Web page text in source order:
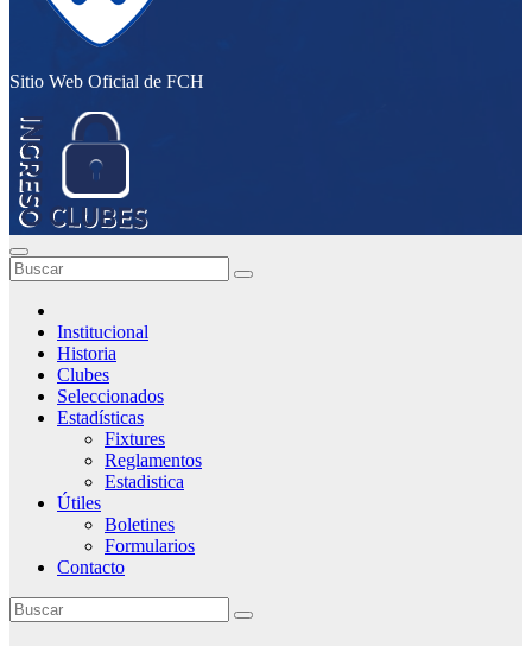
Sitio Web Oficial de FCH
Institucional
Historia
Clubes
Seleccionados
Estadísticas
Fixtures
Reglamentos
Estadistica
Útiles
Boletines
Formularios
Contacto